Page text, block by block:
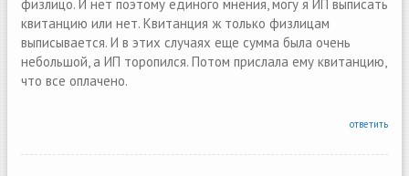
физлицо. И нет поэтому единого мнения, могу я ИП выписать
квитанцию или нет. Квитанция ж только физлицам
выписывается. И в этих случаях еще сумма была очень
небольшой, а ИП торопился. Потом прислала ему квитанцию,
что все оплачено.
ответить